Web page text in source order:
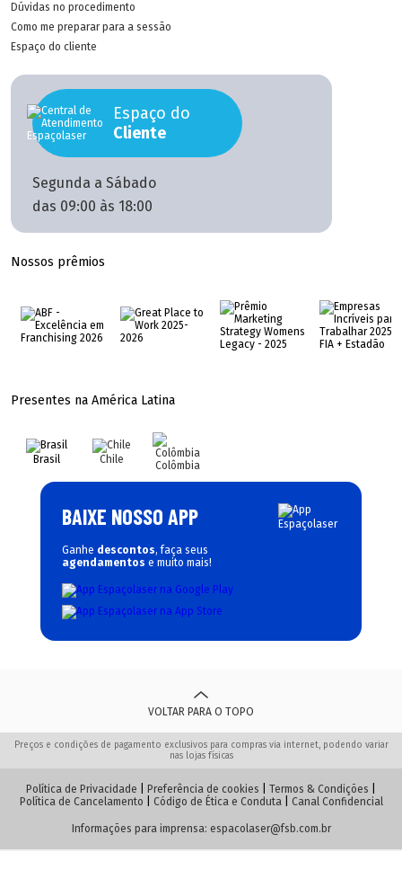
Dúvidas no procedimento
Como me preparar para a sessão
Espaço do cliente
Espaço do
Cliente
Segunda a Sábado
das 09:00 às 18:00
Nossos prêmios
Presentes na América Latina
Brasil Chile Colômbia
BAIXE NOSSO APP
Ganhe descontos, faça seus
agendamentos e muito mais!
VOLTAR PARA O TOPO
Preços e condições de pagamento exclusivos para compras via internet, podendo variar
nas lojas físicas
Política de Privacidade Preferência de cookies Termos & Condições
Política de Cancelamento
Código de Ética e Conduta| Canal Confidencial
Informações para imprensa: espacolaser@fsb.com.br